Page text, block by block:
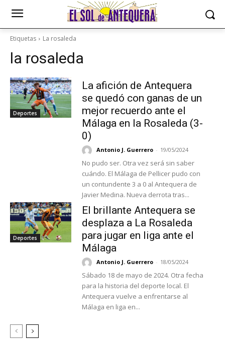
Etiquetas La rosaleda
la rosaleda
Deportes
La afición de Antequera
se quedó con ganas de un
mejor recuerdo ante el
Málaga en la Rosaleda (3-
0)
Antonio J. Guerrero - 19/05/2024
No pudo ser. Otra vez será sin saber
cuándo. El Málaga de Pellicer pudo con
un contundente 3 a 0 al Antequera de
Javier Medina. Nueva derrota tras...
Deportes
El brillante Antequera se
desplaza a La Rosaleda
para jugar en liga ante el
Málaga
Antonio J. Guerrero - 18/05/2024
Sábado 18 de mayo de 2024. Otra fecha
para la historia del deporte local. El
Antequera vuelve a enfrentarse al
Málaga en liga en...